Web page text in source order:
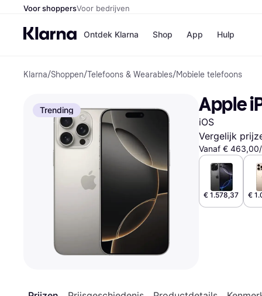
Voor shoppersVoor bedrijven
Ontdek Klarna Shop
Winkels
Bol
App Hulp
Klarna/Shoppen/Telefoons & Wearables/Mobiele telefoons
Trending Apple
iOS
Vergelijk
Vanaf €
€ 1.578,37 €